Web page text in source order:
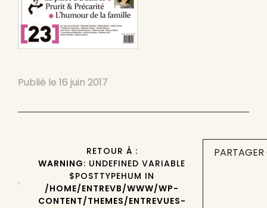
Publié le 16 juin 2017
RETOUR À :
WARNING: UNDEFINED VARIABLE
$POSTTYPEHUM IN
/HOME/ENTREVB/WWW/WP-
CONTENT/THEMES/ENTREVUES-